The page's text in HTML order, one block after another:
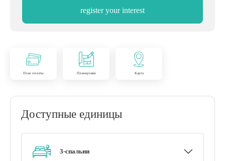
register your interest
План оплаты Планировки Карта
Доступные единицы
3-спальни